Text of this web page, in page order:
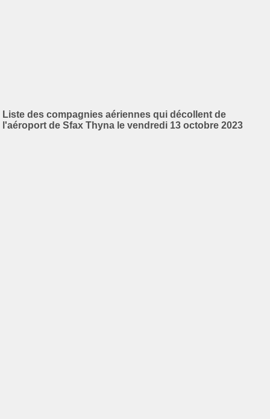
Liste des compagnies aériennes qui décollent de
l'aéroport de Sfax Thyna le vendredi 13 octobre 2023